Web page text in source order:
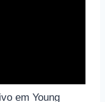
em Young